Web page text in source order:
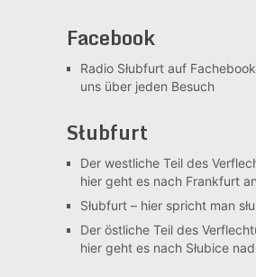
Facebook
Radio Słubfurt auf Fachebook
uns über jeden Besuch
Słubfurt
Der westliche Teil des
hier geht es nach Frankfurt
Słubfurt –hier spricht man
Der östliche Teil des
hier geht es nach Słubice